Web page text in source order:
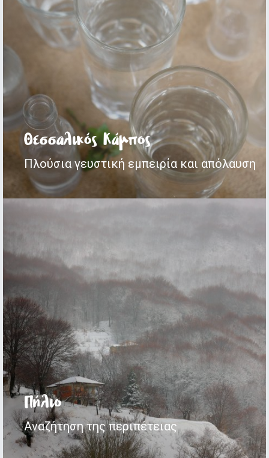
Θεσσαλικός Κάμπος
Πλούσια γευστική εμπειρία και απόλαυση
Πήλιο
Αναζήτηση της περιπέτειας